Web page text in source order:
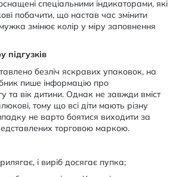
спеціальними індикаторами, які
побачити, що настав час змінити
змінює колір у міру заповнення
підгузків
безліч яскравих упаковок, на
пише інформацію про
та вік дитини. Однак не завжди вміст
тому що всі діти мають різну
не варто боятися виходити за
торговою маркою.
і виріб досягає пупка;